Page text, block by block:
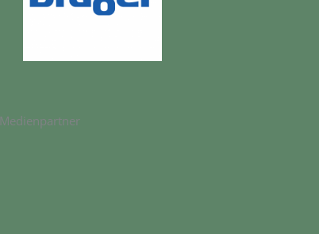
Medienpartner